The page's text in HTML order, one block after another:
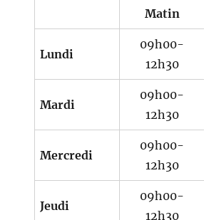
Matin
Lundi
09h00-
12h30
Mardi
09h00-
12h30
Mercredi
09h00-
12h30
Jeudi
09h00-
12h30